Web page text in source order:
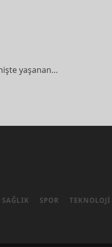
yaşanan…
SAĞLIK SPOR TEKNOLOJI